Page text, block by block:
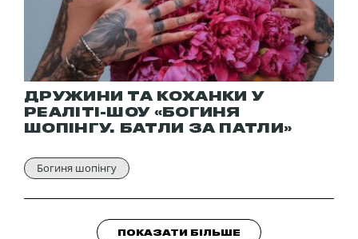
ДРУЖИНИ ТА КОХАНКИ У
РЕАЛІТІ-ШОУ «БОГИНЯ
ШОПІНГУ. БАТЛИ ЗА ПАТЛИ»
Богиня шопінгу
ПОКАЗАТИ БІЛЬШЕ